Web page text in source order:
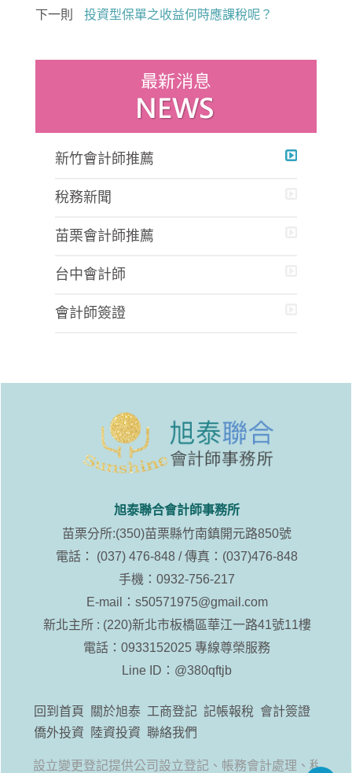
下一則
投資型保單之收益何時應課稅呢？
新竹會計師推薦
稅務新聞
苗栗會計師推薦
台中會計師
會計師簽證
旭泰聯合會計師事務所
苗栗分所:(350)苗栗縣竹南鎮開元路850號
電話： (037) 476-848 / 傳真：(037)476-848
手機：0932-756-217
E-mail： s50571975@gmail.com
新北主所 : (220)新北市板橋區華江一路41號11樓
電話：0933152025 專線尊榮服務
Line ID： @380qftjb
回到首頁 關於旭泰 工商登記 記帳報稅 會計簽證
僑外投資
陸資投資 聯絡我們
工廠設立變更登記提供公司設立登記、帳務會計處理、稅務